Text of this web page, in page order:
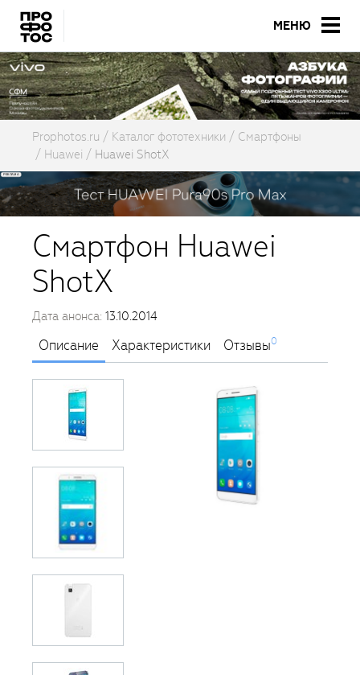
МЕНЮ
Prophotos.ru Каталог фототехники
Смартфоны
Huawei
Huawei ShotX
Смартфон Huawei
ShotX
Дата анонса: 13.10.2014
Описание Характеристики Отзывы0